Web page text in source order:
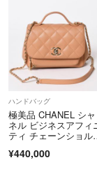
#Revival2402
2点以上の商品を
【お取引について】
当店では、メルカ
専用、コメントや
お取り置きは致し
【返品】
説明文にない破損
偽物だと疑われる
ハンドバッグ
極美品 CHANEL シャ
ネル ビジネスアフィ
ティ チェーンショル
マーク A93607 キャビ
¥440,000